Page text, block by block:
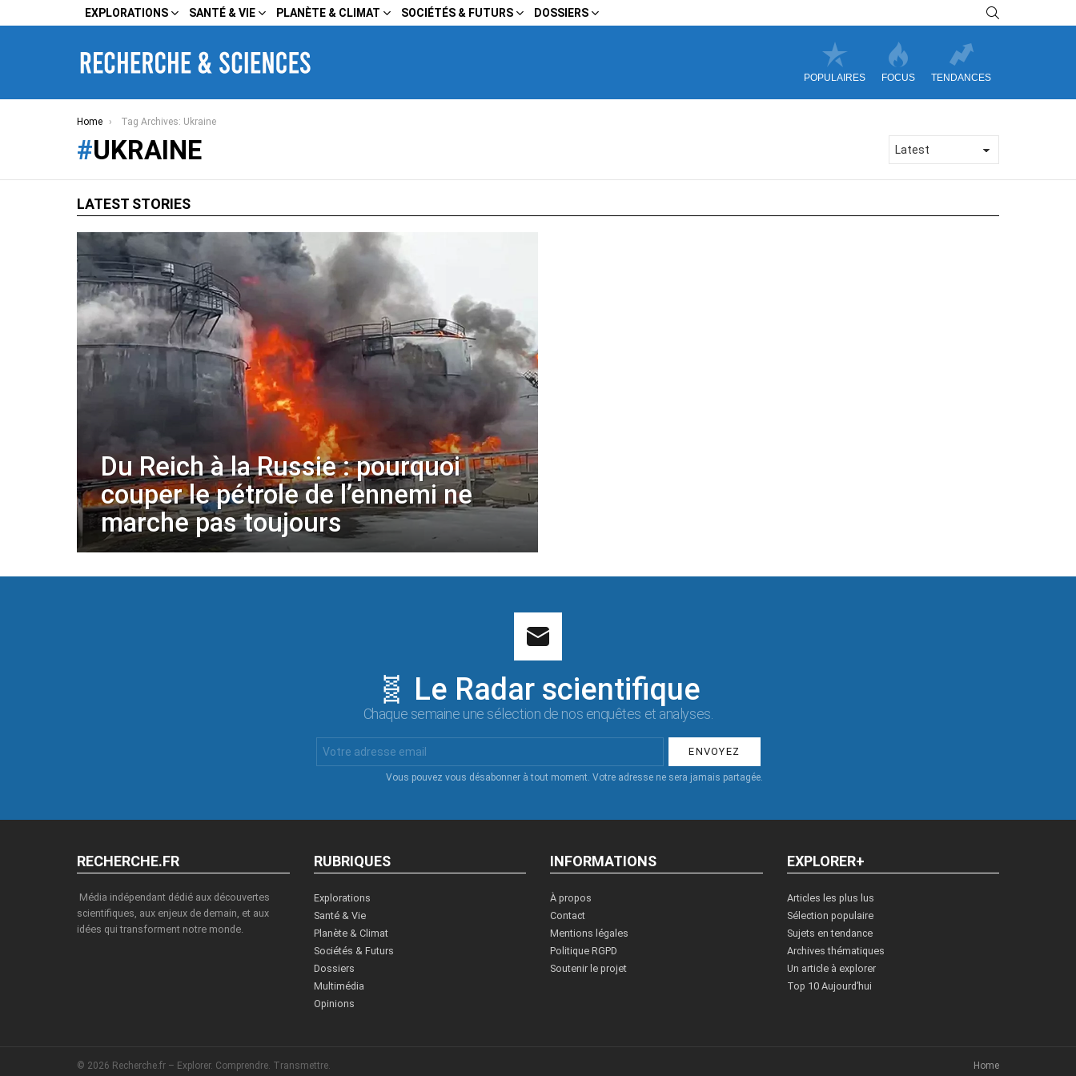
EXPLORATIONS SANTÉ & VIE PLANÈTE & CLIMAT SOCIÉTÉS & FUTURS DOSSIERS
POPULAIRES FOCUS TENDANCES
You are here:
Home Tag Archives: Ukraine
UKRAINE
LATEST STORIES
Du Reich à la Russie : pourquoi
couper le pétrole de l’ennemi ne
marche pas toujours
🧬 Le Radar scientifique
Chaque semaine une sélection de nos enquêtes et analyses.
Email
:
Vous pouvez vous désabonner à tout moment. Votre adresse ne sera jamais partagée.
RECHERCHE.FR
Média indépendant dédié aux découvertes
scientifiques, aux enjeux de demain, et aux
idées qui transforment notre monde.
RUBRIQUES
Explorations
Santé & Vie
Planète & Climat
Sociétés & Futurs
Dossiers
Multimédia
Opinions
INFORMATIONS
À propos
Contact
Mentions légales
Politique RGPD
Soutenir le projet
EXPLORER+
Articles les plus lus
Sélection populaire
Sujets en tendance
Archives thématiques
Un article à explorer
Top 10 Aujourd’hui
© 2026 Recherche.fr – Explorer. Comprendre. Transmettre. Home